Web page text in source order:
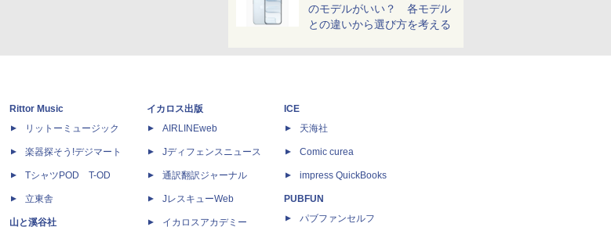
のモデルがいい？ 各モデル
との違いから選び方を考える
Rittor Music
リットーミュージック
楽器探そう!デジマート
TシャツPOD T-OD
立東舎
山と溪谷社
イカロス出版
AIRLINEweb
Jディフェンスニュース
通訳翻訳ジャーナル
JレスキューWeb
イカロスアカデミー
ICE
天海社
Comic curea
impress QuickBooks
PUBFUN
パブファンセルフ